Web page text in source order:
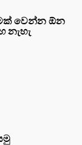
වෙන්න ඕන
නැහැ